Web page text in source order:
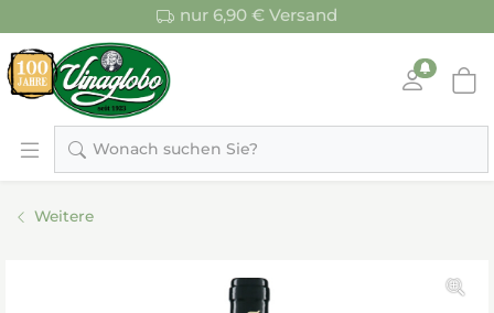
nur 6,90 € Versand
Wonach suchen Sie?
Weitere